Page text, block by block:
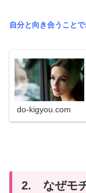
自分と向き合うこと
do-kigyou.com
2. なぜモ